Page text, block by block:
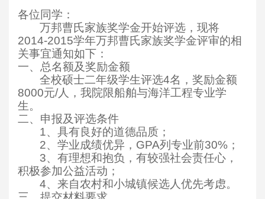
各位同学：
万邦曹氏家族奖学金开始评选，现将
2014-2015学年万邦曹氏家族奖学金评审的相
关事宜通知如下：
一、总名额及奖励金额
全校硕士二年级学生评选4名，奖励金额
8000元/人，我院限船舶与海洋工程专业学
生。
二、申报及评选条件
1、具有良好的道德品质；
2、学业成绩优异，GPA列专业前30%；
3、有理想和抱负，有较强社会责任心，
积极参加公益活动；
4、来自农村和小城镇候选人优先考虑。